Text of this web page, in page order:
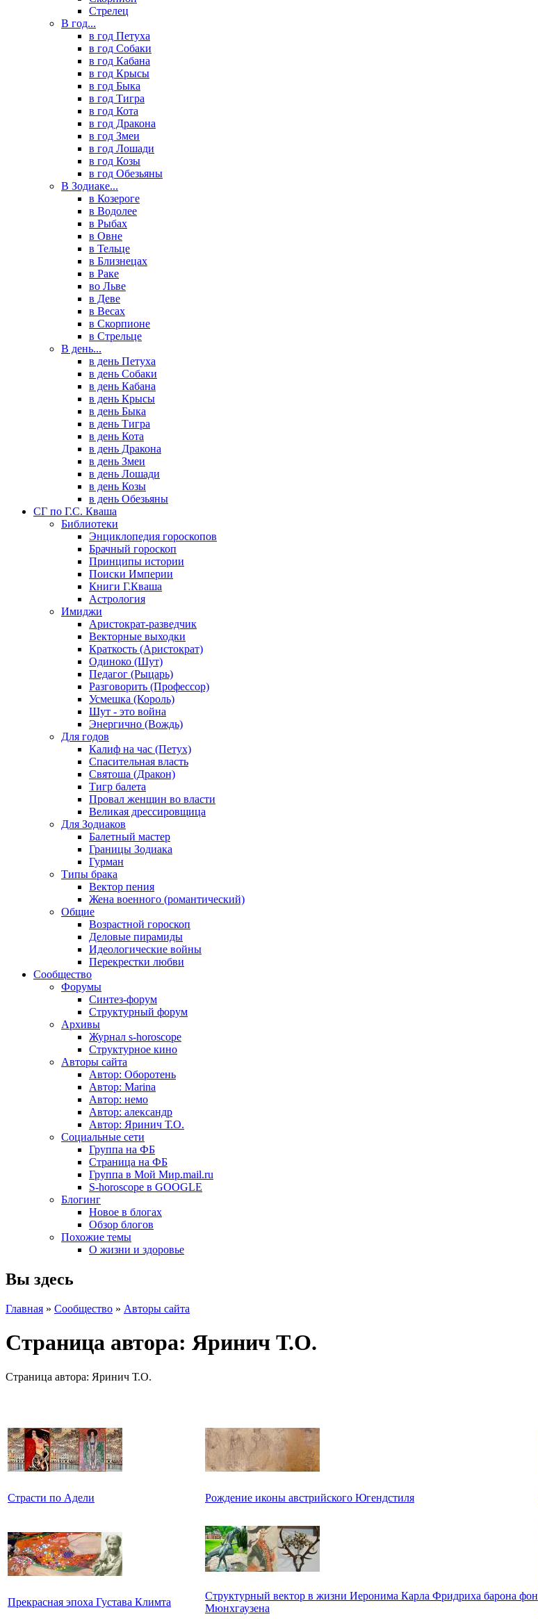
Стрелец
В год...
в год Петуха
в год Собаки
в год Кабана
в год Крысы
в год Быка
в год Тигра
в год Кота
в год Дракона
в год Змеи
в год Лошади
в год Козы
в год Обезьяны
В Зодиаке...
в Козероге
в Водолее
в Рыбах
в Овне
в Тельце
в Близнецах
в Раке
во Льве
в Деве
в Весах
в Скорпионе
в Стрельце
В день...
в день Петуха
в день Собаки
в день Кабана
в день Крысы
в день Быка
в день Тигра
в день Кота
в день Дракона
в день Змеи
в день Лошади
в день Козы
в день Обезьяны
СГ по Г.С. Кваша
Библиотеки
Энциклопедия гороскопов
Брачный гороскоп
Принципы истории
Поиски Империи
Книги Г.Кваша
Астрология
Имиджи
Аристократ-разведчик
Векторные выходки
Краткость (Аристократ)
Одиноко (Шут)
Педагог (Рыцарь)
Разговорить (Профессор)
Усмешка (Король)
Шут - это война
Энергично (Вождь)
Для годов
Калиф на час (Петух)
Спасительная власть
Святоша (Дракон)
Тигр балета
Провал женщин во власти
Великая дрессировщица
Для Зодиаков
Балетный мастер
Границы Зодиака
Гурман
Типы брака
Вектор пения
Жена военного (романтический)
Общие
Возрастной гороскоп
Деловые пирамиды
Идеологические войны
Перекрестки любви
Сообщество
Форумы
Синтез-форум
Структурный форум
Архивы
Журнал s-horoscope
Структурное кино
Авторы сайта
Автор: Оборотень
Автор: Marina
Автор: немo
Автор: александр
Автор: Яринич Т.О.
Социальные сети
Группа на ФБ
Страница на ФБ
Группа в Мой Мир.mail.ru
S-horoscope в GOOGLE
Блогинг
Новое в блогах
Обзор блогов
Похожие темы
О жизни и здоровье
Вы здесь
Главная » Сообщество » Авторы сайта
Страница автора: Яринич Т.О.
Страница автора: Яринич Т.О.
Страсти по Адели Рождение иконы австрийского Югендстиля
Прекрасная эпоха Густава Климта
Структурный вектор в жизни Иеронима Карла Фридриха барона фон
Мюнхгаузена